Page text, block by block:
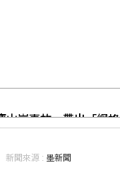
聞來源 : 墨新聞